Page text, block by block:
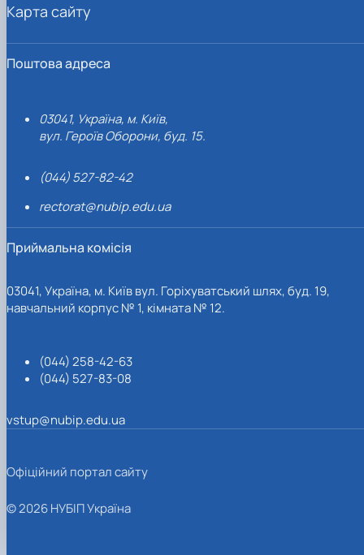
Поштова адреса
03041, Україна, м. Київ,
вул. Героїв Оборони, буд. 15.
(044) 527-82-42
rectorat@nubip.edu.ua
Приймальна комісія
03041, Україна, м. Київ вул. Горіхуватський шлях, буд. 19,
навчальний корпус № 1, кімната № 12.
(044) 258-42-63
(044) 527-83-08
vstup@nubip.edu.ua
Карта сайту
Офіційний портал сайту
© 2026 НУБІП Україна